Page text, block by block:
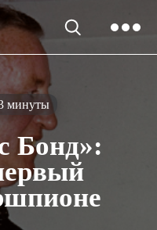
минуты
Бонд»: